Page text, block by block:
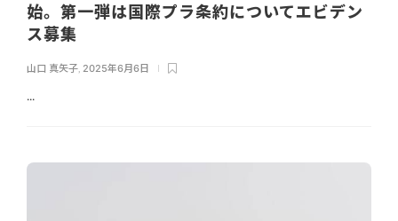
始。第一弾は国際プラ条約についてエビデン
ス募集
山口 真矢子, 2025年6月6日
...